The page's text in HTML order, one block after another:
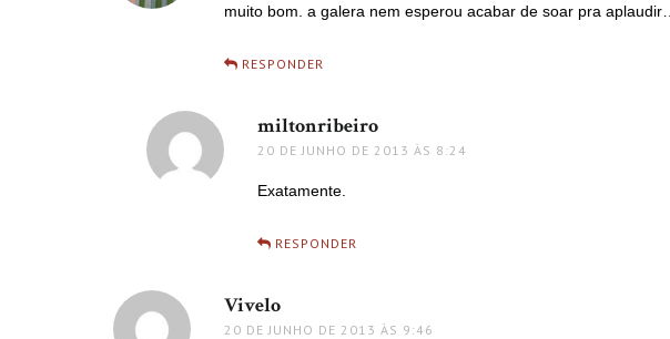
muito bom. a galera nem esperou acabar de soar pra aplaudir…
RESPONDER
miltonribeiro
20 DE JUNHO DE 2013 ÀS 8:24
Exatamente.
RESPONDER
Vivelo
20 DE JUNHO DE 2013 ÀS 9:46